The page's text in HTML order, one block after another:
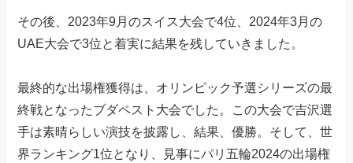
その後、2023年9月のスイス大会で4位、2024年3月の
UAE大会で3位と着実に結果を残していきました。
最終的な出場権獲得は、オリンピック予選シリーズの最
終戦となったブダペスト大会でした。この大会で吉沢選
手は素晴らしい演技を披露し、結果、優勝。そして、世
界ランキング1位となり、見事にパリ五輪2024の出場権